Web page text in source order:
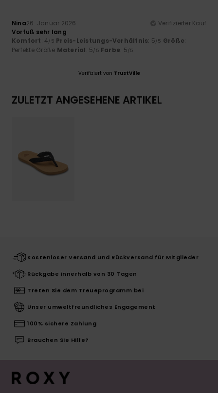
Nina26. Januar 2026
Verifizierter Kauf
Vorfuß sehr lang
Komfort: 4/5 Preis-Leistungs-Verhältnis: 5/5 Größe:
Perfekte Größe Material: 5/5 Farbe: 5/5
Verifiziert von TrustVille
ZULETZT ANGESEHENE ARTIKEL
Kostenloser Versand und Rückversand für Mitglieder
Rückgabe innerhalb von 30 Tagen
Treten Sie dem Treueprogramm bei
Unser umweltfreundliches Engagement
100% sichere Zahlung
Brauchen Sie Hilfe?